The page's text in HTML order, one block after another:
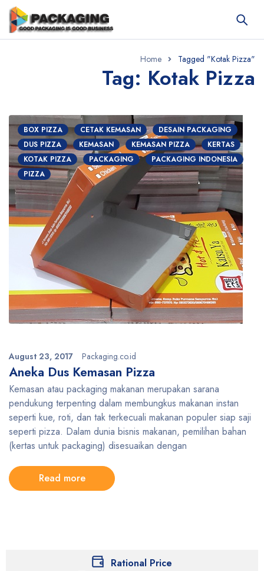
Home Tagged "Kotak Pizza"
Tag: Kotak Pizza
BOX PIZZA CETAK KEMASAN
DESAIN PACKAGING
DUS PIZZA
KEMASAN KEMASAN PIZZA
KERTAS
KOTAK PIZZA
PACKAGING
PACKAGING INDONESIA
PIZZA
August 23, 2017 Packaging.co.id
Aneka Dus Kemasan Pizza
Kemasan atau packaging makanan merupakan sarana
pendukung terpenting dalam membungkus makanan instan
seperti kue, roti, dan tak terkecuali makanan populer siap saji
seperti pizza. Dalam dunia bisnis makanan, pemilihan bahan
(kertas untuk packaging) disesuaikan dengan
Read more
Rational Price